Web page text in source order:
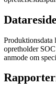
Produktionsdata
opretholder
anmode om